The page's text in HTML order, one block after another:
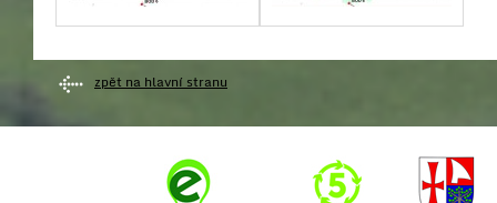
zpět na hlavní stranu